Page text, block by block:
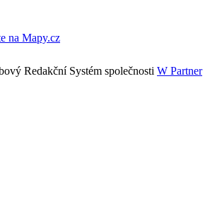
Redakční Systém společnosti W Partner